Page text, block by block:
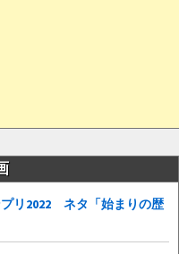
リ2022 ネタ「始まりの歴